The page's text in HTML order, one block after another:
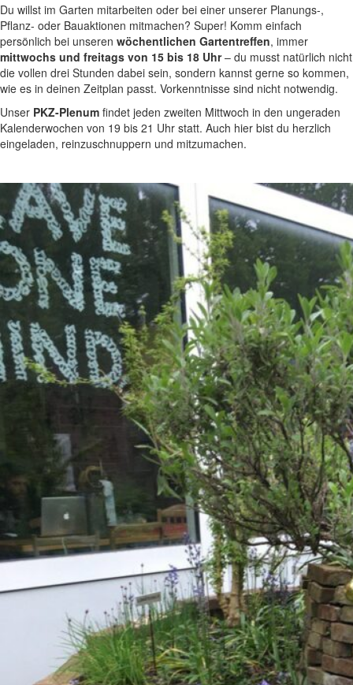
Du willst im Garten mitarbeiten oder bei einer unserer Planungs-,
Pflanz- oder Bauaktionen mitmachen? Super! Komm einfach
persönlich bei unseren wöchentlichen Gartentreffen, immer
mittwochs und freitags von 15 bis 18 Uhr– du musst natürlich nicht
die vollen drei Stunden dabei sein, sondern kannst gerne so kommen,
wie es in deinen Zeitplan passt. Vorkenntnisse sind nicht notwendig.
Unser PKZ-Plenum findet jeden zweiten Mittwoch in den ungeraden
Kalenderwochen von 19 bis 21 Uhr statt. Auch hier bist du herzlich
eingeladen, reinzuschnuppern und mitzumachen.